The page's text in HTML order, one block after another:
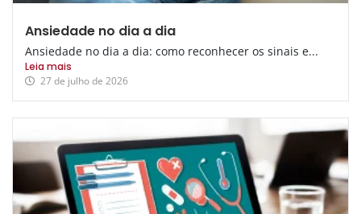
Ansiedade no dia a dia
Ansiedade no dia a dia: como reconhecer os sinais e...
Leia mais
27 de julho de 2026